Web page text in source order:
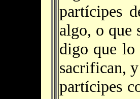
partícipes
algo, o que
digo que lo
sacrifican,
partícipes